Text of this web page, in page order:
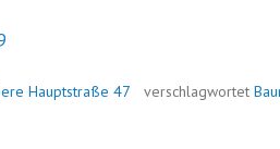
Hauptstraße 47 verschlagwortet